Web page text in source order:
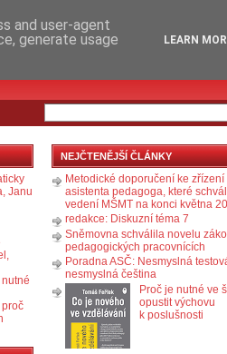
Janu
proč
NEJČTENĚJŠÍ ČLÁNKY
Metodické doporučení ke zřízení
asistenta pedagoga, které
vedení MŠMT na konci května
redakce: Diskuzní téma 7
Sněmovna schválila novelu
pedagogických pracovnících
Poradna ASČ: Nesmyslná
nesmyslná čeština
Proč je nutné ve
opustit výchovu
k poslušnosti
and user-agent
generate usage
LEARN